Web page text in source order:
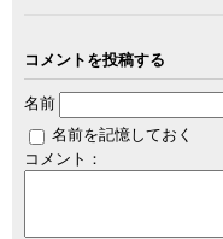
コメントを投稿する
名前
名前を記憶しておく
コメント：